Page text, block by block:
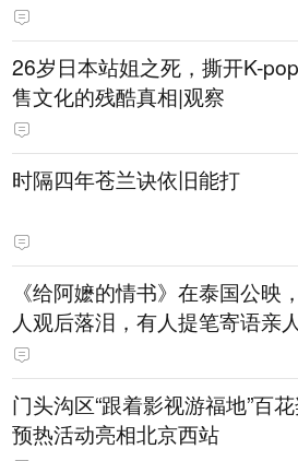
​26岁日本站姐之死，撕开K-
售文化的残酷真相|观察
时隔四年苍兰诀依旧能打
《给阿嬷的情书》在泰国公映
人观后落泪，有人提笔寄语亲人
门头沟区“跟着影视游福地”百
预热活动亮相北京西站